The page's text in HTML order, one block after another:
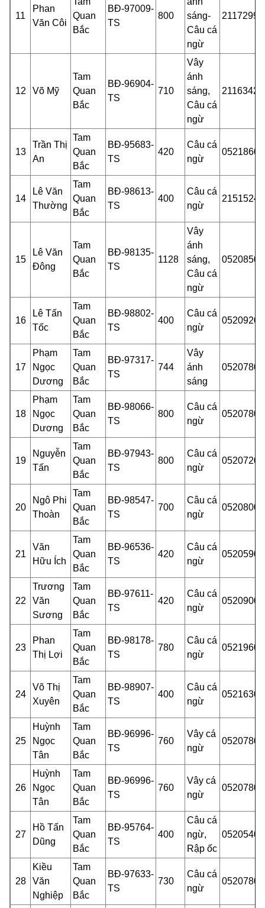
11
Phan
Văn Côi
Quan
Bắc
BĐ-97009-
TS
800
sáng-
Câu cá
ngừ
12 Võ Mỹ
Tam
Quan
Bắc
BĐ-96904-
TS
710
Vây
ánh
sáng,
Câu cá
ngừ
13
Trần Thị
An
Tam
Quan
Bắc
BĐ-95683-
TS
420
Câu cá
ngừ
14
Lê Văn
Thường
Tam
Quan
Bắc
BĐ-98613-
TS
400
Câu cá
ngừ
15
Lê Văn
Đông
Tam
Quan
Bắc
BĐ-98135-
TS
1128
Vây
ánh
sáng,
Câu cá
ngừ
16
Lê Tấn
Tốc
Tam
Quan
Bắc
BĐ-98802-
TS
400
Câu cá
ngừ
17
Phạm
Ngọc
Dương
Tam
Quan
Bắc
BĐ-97317-
TS
744
Vây
ánh
sáng
18
Phạm
Ngọc
Dương
Tam
Quan
Bắc
BĐ-98066-
TS
800
Câu cá
ngừ
19
Nguyễn
Tấn
Tam
Quan
Bắc
BĐ-97943-
TS
800
Câu cá
ngừ
20
Ngô Phi
Thoàn
Tam
Quan
Bắc
BĐ-98547-
TS
700
Câu cá
ngừ
21
Văn
Hữu Ích
Tam
Quan
Bắc
BĐ-96536-
TS
420
Câu cá
ngừ
22
Trương
Văn
Sương
Tam
Quan
Bắc
BĐ-97611-
TS
420
Câu cá
ngừ
23
Phan
Thị Lợi
Tam
Quan
Bắc
BĐ-98178-
TS
780
Câu cá
ngừ
24
Võ Thị
Xuyên
Tam
Quan
Bắc
BĐ-98907-
TS
400
Câu cá
ngừ
25
Huỳnh
Ngọc
Tân
Tam
Quan
Bắc
BĐ-96996-
TS
760
Vây cá
ngừ
26
Huỳnh
Ngọc
Tân
Tam
Quan
Bắc
BĐ-96996-
TS
760
Vây cá
ngừ
27
Hồ Tấn
Dũng
Tam
Quan
Bắc
BĐ-95764-
TS
400
Câu cá
ngừ,
Rập ốc
28
Kiều
Văn
Nghiệp
Tam
Quan
Bắc
BĐ-97633-
TS
730
Câu cá
ngừ